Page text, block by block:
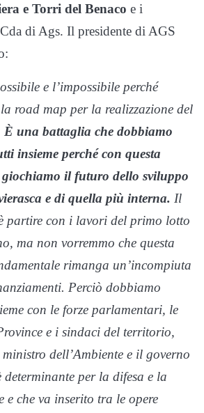
e Torri del Benaco e i
di Ags. Il presidente di AGS
e l’impossibile perché
road map per la realizzazione del
È una battaglia che dobbiamo
insieme perché con questa
il futuro dello sviluppo
e di quella più interna. Il
partire con i lavori del primo lotto
ma non vorremmo che questa
rimanga un’incompiuta
Perciò dobbiamo
con le forze parlamentari, le
e i sindaci del territorio,
dell’Ambiente e il governo
determinante per la difesa e la
e che va inserito tra le opere